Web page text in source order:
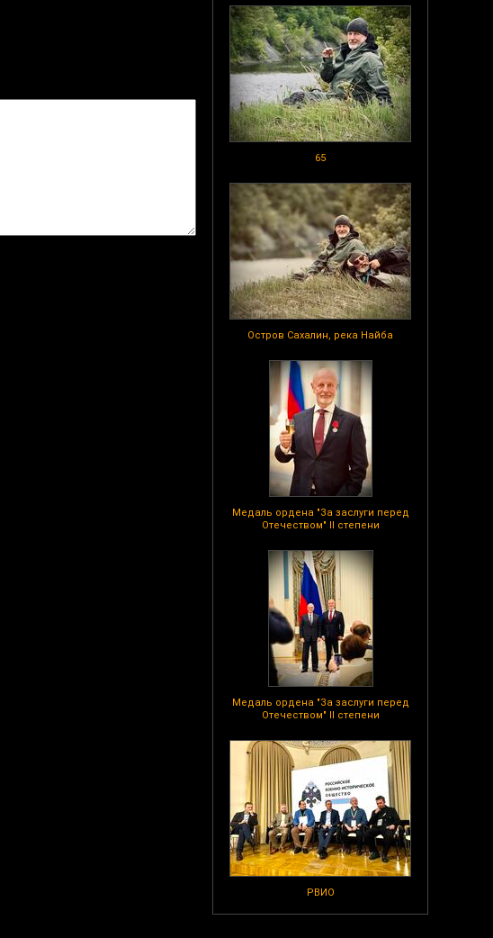
65
Остров Сахалин, река Найба
Медаль ордена "За заслуги перед
Отечеством" II степени
Медаль ордена "За заслуги перед
Отечеством" II степени
РВИО